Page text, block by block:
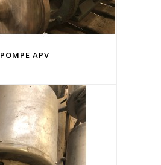
POMPE APV